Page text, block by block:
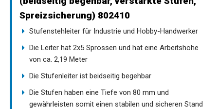
Spreizsicherung) 802410
Stufenstehleiter für Industrie und Hobby-Handwerker
Die Leiter hat 2x5 Sprossen und hat eine Arbeitshöhe
von ca. 2,19 Meter
Die Stufenleiter ist beidseitig begehbar
Die Stufen haben eine Tiefe von 80 mm und
gewährleisten somit einen stabilen und sicheren Stand